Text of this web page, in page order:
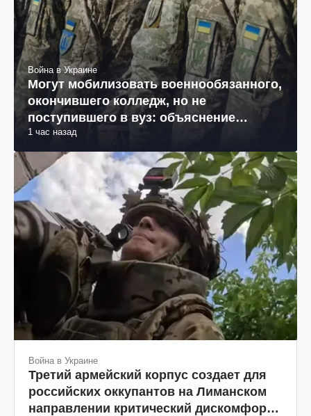
Война в Украине
Могут мобилизовать военнообязанного,
окончившего колледж, но не
поступившего в вуз: объяснение
юриста
1 час назад
Война в Украине
Третий армейский корпус создает для
российских оккупантов на Лиманском
направлении критический дискомфорт: